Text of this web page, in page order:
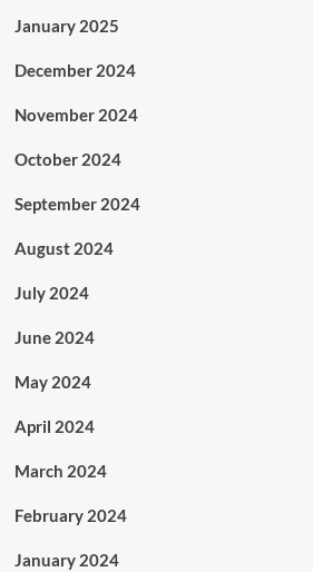
January 2025
December 2024
November 2024
October 2024
September 2024
August 2024
July 2024
June 2024
May 2024
April 2024
March 2024
February 2024
January 2024